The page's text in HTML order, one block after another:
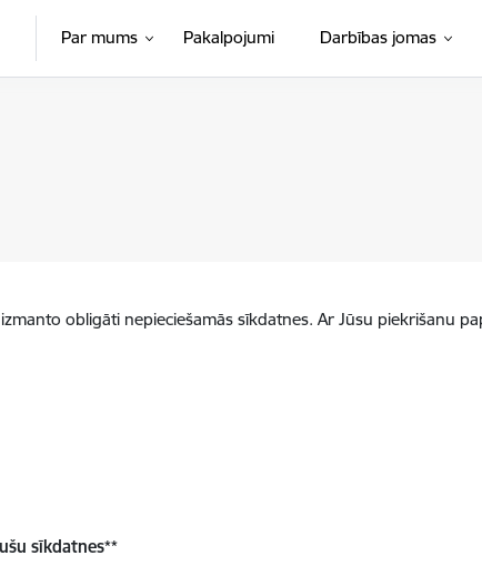
Par mums Pakalpojumi Darbības jomas
obligāti nepieciešamās sīkdatnes. Ar Jūsu piekrišanu
sīkdatnes**